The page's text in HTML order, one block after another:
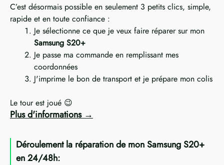
C’est désormais possible en seulement 3 petits clics, simple,
rapide et en toute confiance :
Je sélectionne ce que je veux faire réparer sur mon
Samsung S20+
Je passe ma commande en remplissant mes
coordonnées
J'imprime le bon de transport et je prépare mon colis
Le tour est joué 😉
Plus d'informations
Déroulement la réparation de mon Samsung S20+
en 24/48h: